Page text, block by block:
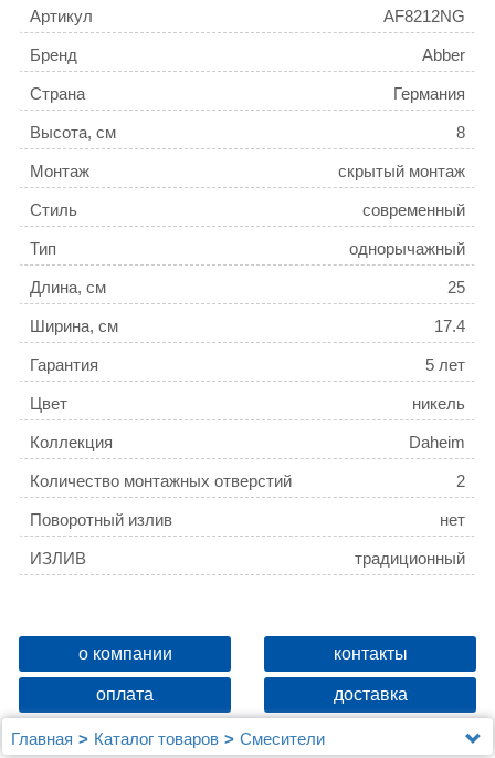
Артикул AF8212NG
Бренд Abber
Страна Германия
Высота, см 8
Монтаж скрытый монтаж
Стиль современный
Тип однорычажный
Длина, см 25
Ширина, см 17.4
Гарантия 5 лет
Цвет никель
Коллекция Daheim
Количество монтажных отверстий 2
Поворотный излив нет
ИЗЛИВ традиционный
о компании контакты
оплата доставка
Главная Каталог товаров
Смесители